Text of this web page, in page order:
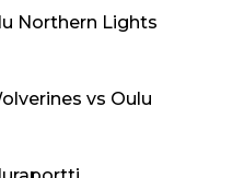
Northern Lights
vs Oulu